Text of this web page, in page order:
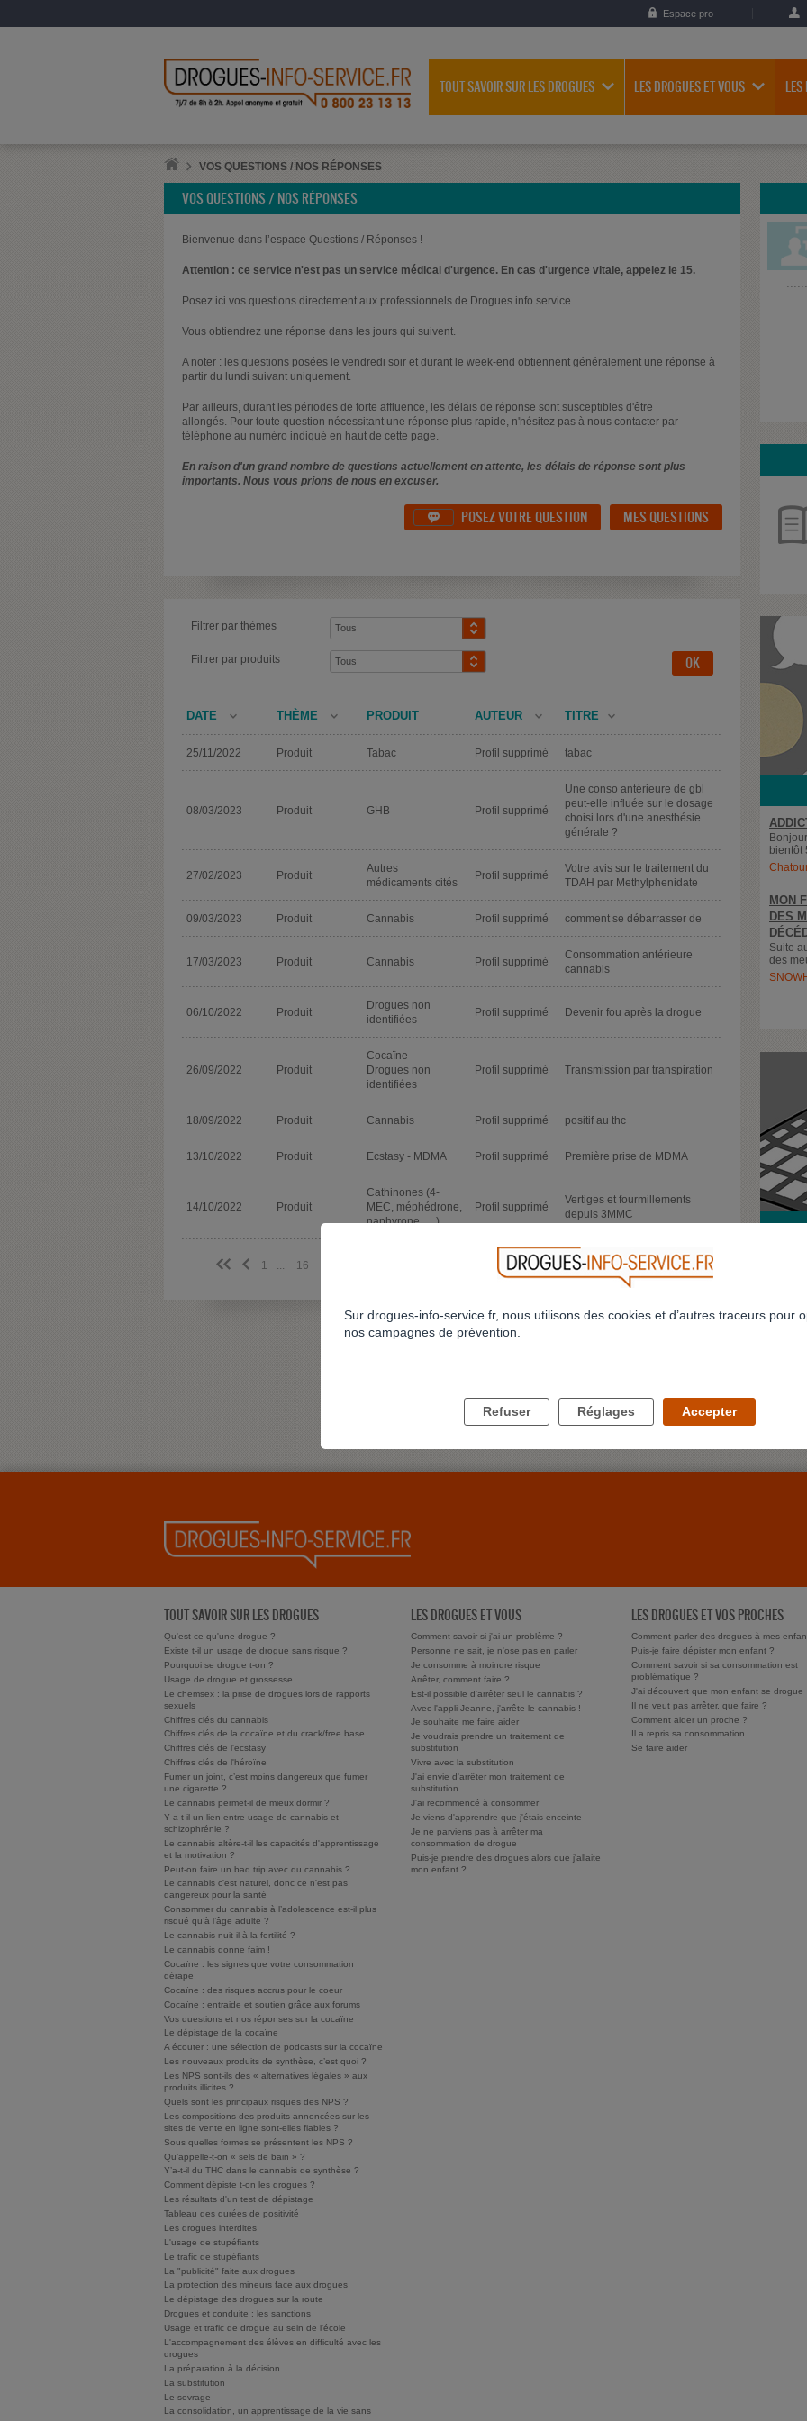
Espace pro
TOUT SAVOIR SUR LES DROGUES LES DROGUES ET VOUS
VOS QUESTIONS / NOS RÉPONSES
VOS QUESTIONS / NOS RÉPONSES
Bienvenue dans l’espace Questions / Réponses !
Attention : ce service n'est pas un service médical d'urgence. En cas d'urgence vitale, appelez le 15.
Posez ici vos questions directement aux professionnels de Drogues info service.
Vous obtiendrez une réponse dans les jours qui suivent.
A noter : les questions posées le vendredi soir et durant le week-end obtiennent généralement une réponse à
partir du lundi suivant uniquement.
Par ailleurs, durant les périodes de forte affluence, les délais de réponse sont susceptibles d'être
allongés. Pour toute question nécessitant une réponse plus rapide, n'hésitez pas à nous contacter par
téléphone au numéro indiqué en haut de cette page.
En raison d'un grand nombre de questions actuellement en attente, les délais de réponse sont plus
importants. Nous vous prions de nous en excuser.
 POSEZ VOTRE QUESTION MES QUESTIONS
Filtrer par thèmes
Filtrer par produits
DATE THÈME PRODUIT AUTEUR TITRE
25/11/2022 Produit Tabac Profil supprimé tabac
08/03/2023 Produit GHB Profil supprimé
Une conso antérieure de gbl
peut-elle influée sur le dosage
choisi lors d'une anesthésie
générale ?
27/02/2023 Produit
Autres
médicaments cités
Profil supprimé
Votre avis sur le traitement du
TDAH par Methylphenidate
09/03/2023 Produit Cannabis Profil supprimé comment se débarrasser de
17/03/2023 Produit Cannabis Profil supprimé
Consommation antérieure
cannabis
06/10/2022 Produit
Drogues non
identifiées
Profil supprimé Devenir fou après la drogue
26/09/2022 Produit
Cocaïne
Drogues non
identifiées
Profil supprimé Transmission par transpiration
18/09/2022 Produit Cannabis Profil supprimé positif au thc
13/10/2022 Produit Ecstasy - MDMA Profil supprimé Première prise de MDMA
14/10/2022 Produit
Cathinones (4-
MEC, méphédrone,
naphyrone, …)
Profil supprimé
Vertiges et fourmillements
depuis 3MMC
<< < 1 16 25 26 27 28 29 ... 973 > >>
bientôt
MON
DES
Suite
des
qui
LucileT
JE
TOUT SAVOIR SUR LES DROGUES
Qu'est-ce qu'une drogue ?
Existe t-il un usage de drogue sans risque ?
Pourquoi se drogue t-on ?
Usage de drogue et grossesse
Le chemsex : la prise de drogues lors de rapports
sexuels
Chiffres clés du cannabis
Chiffres clés de la cocaïne et du crack/free base
Chiffres clés de l'ecstasy
Chiffres clés de l'héroïne
Fumer un joint, c’est moins dangereux que fumer
une cigarette ?
Le cannabis permet-il de mieux dormir ?
Y a t-il un lien entre usage de cannabis et
schizophrénie ?
Le cannabis altère-t-il les capacités d'apprentissage
et la motivation ?
Peut-on faire un bad trip avec du cannabis ?
Le cannabis c'est naturel, donc ce n'est pas
dangereux pour la santé
Consommer du cannabis à l’adolescence est-il plus
risqué qu’à l’âge adulte ?
Le cannabis nuit-il à la fertilité ?
Le cannabis donne faim !
Cocaïne : les signes que votre consommation
dérape
Cocaïne : des risques accrus pour le coeur
Cocaïne : entraide et soutien grâce aux forums
Vos questions et nos réponses sur la cocaïne
Le dépistage de la cocaïne
A écouter : une sélection de podcasts sur la cocaïne
Les nouveaux produits de synthèse, c’est quoi ?
Les NPS sont-ils des « alternatives légales » aux
produits illicites ?
Quels sont les principaux risques des NPS ?
Les compositions des produits annoncées sur les
sites de vente en ligne sont-elles fiables ?
Sous quelles formes se présentent les NPS ?
Qu’appelle-t-on « sels de bain » ?
Y’a-t-il du THC dans le cannabis de synthèse ?
Comment dépiste t-on les drogues ?
Les résultats d'un test de dépistage
Tableau des durées de positivité
Les drogues interdites
L'usage de stupéfiants
Le trafic de stupéfiants
La "publicité" faite aux drogues
La protection des mineurs face aux drogues
Le dépistage des drogues sur la route
Drogues et conduite : les sanctions
Usage et trafic de drogue au sein de l'école
L'accompagnement des élèves en difficulté avec les
drogues
La préparation à la décision
La substitution
Le sevrage
La consolidation, un apprentissage de la vie sans
LES DROGUES ET VOUS
Comment savoir si j'ai un problème ?
Personne ne sait, je n'ose pas en parler
Je consomme à moindre risque
Arrêter, comment faire ?
Est-il possible d'arrêter seul le cannabis ?
Avec l'appli Jeanne, j'arrête le cannabis !
Je souhaite me faire aider
Je voudrais prendre un traitement de
substitution
Vivre avec la substitution
J'ai envie d'arrêter mon traitement de
substitution
J'ai recommencé à consommer
Je viens d'apprendre que j'étais enceinte
Je ne parviens pas à arrêter ma
consommation de drogue
Puis-je prendre des drogues alors que j'allaite
mon enfant ?
LES DROGUES ET VOS PROCHES
Comment parler des drogues à mes
Puis-je faire dépister mon enfant ?
Comment savoir si sa consommation est
problématique ?
J'ai découvert que mon enfant se drogue
Il ne veut pas arrêter, que faire ?
Comment aider un proche ?
Il a repris sa consommation
Se faire aider
Sur drogues-info-service.fr, nous utilisons des cookies et d’autres traceurs pour
nos campagnes de prévention.
Refuser Réglages Accepter